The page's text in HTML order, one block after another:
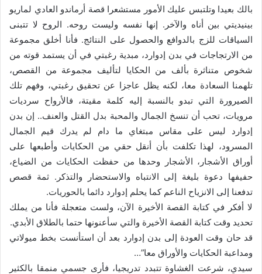
بالك بعيدا وتلتبس عليك الأمور مستشعرا قصة أرماندو العادي لماريو
بينيديتي بين أناه والآخر. إنها نفسه وليست روحه. الروح لا تتبنى
السياقات للزج بالدوافع والحصول على النتائج. فأنا أخلق مجموعة
من الارتجاجات في بدن إدوارد، مبدية رغبتي في أن يستمد قوته من
شخوص متناثرة بألف من الحكايا لتأليف مجموعة من القصص،
تلهمنا السعادة معا، لكنه يظل عاجزا عن تحقيق رغبتي، وفهم تلك
الصيرورة التي تبدو بالنسبة إليه كلمة مقيتة، فالأرواح سرديات
مرويات، تحب أن تنسخ الجمال والمحبة بدل القتل والعنف.. إن بدن
إدوارد ليس على مقاس مبتغاي ما دام لم يدرك قيم الجمال
المسرود، لهذا تكلفت بأن أنقل حقي من الحكايات وأطبعها على
أوراق الأشجار، الأشجار وحدها من حفظت الحكايات من الضياع،
حفيفها دعوة بليغة إلى الانتباه والاستحضار والتذكر. ثمة قصص
تدفعنا إلى الانزياح الناعم كما يحلم إدوارد دائما بالحوريات.
لا أفكر في كتابة القصة الأخيرة الآن، ولست متعجلة فأنا من يملك
تحديد وقت كتابة القصة الأخيرة والتي سأعنونها حتما بالطلاق الأبدي.
قد حان وقت العودة إلى بدن إدوارد بعد أن استأنست بخط ميولاتي
ومداعبة الحكايات والأوراق معا”…
سيدي، شرعت الغشاوة تتبدد تدريجيا، فأرى جسمي منمقا بالكثير